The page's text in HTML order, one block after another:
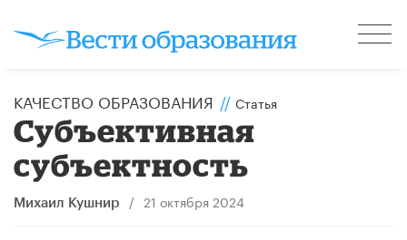
КАЧЕСТВО ОБРАЗОВАНИЯ // Статья
Субъективная
субъектность
Михаил Кушнир / 21 октября 2024